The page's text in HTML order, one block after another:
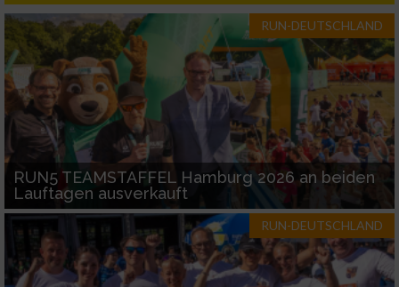
RUN-DEUTSCHLAND
RUN5 TEAMSTAFFEL Hamburg 2026 an beiden
Lauftagen ausverkauft
RUN-DEUTSCHLAND